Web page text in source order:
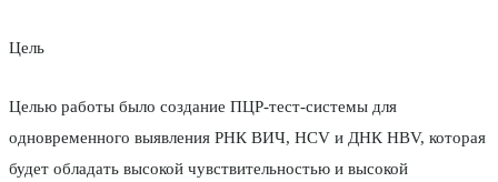
Цель
Целью работы было создание ПЦР-тест-системы для
одновременного выявления РНК ВИЧ, HCV и ДНК HBV, которая
будет обладать высокой чувствительностью и высокой